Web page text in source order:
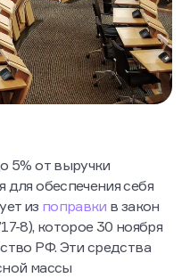
5% от выручки
обеспечения себя
из поправки в закон
8), которое 30 ноября
РФ. Эти средства
массы